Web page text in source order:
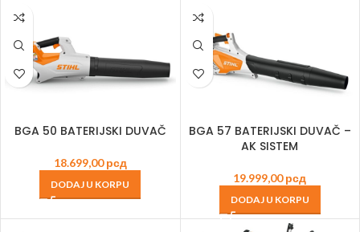
BGA 50 BATERIJSKI DUVAČ
18.699,00рсд
DODAJ U KORPU
BGA 57 BATERIJSKI DUVAČ –
AK SISTEM
19.999,00рсд
DODAJ U KORPU